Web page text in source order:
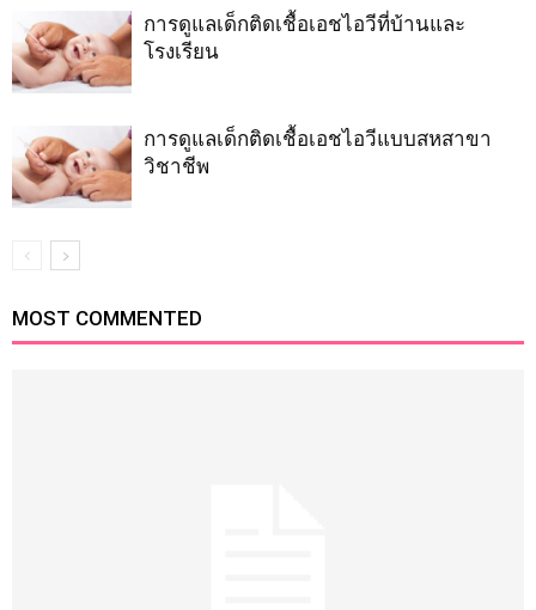
การดูแลเด็กติดเชื้อเอชไอวีที่บ้านและ
โรงเรียน
การดูแลเด็กติดเชื้อเอชไอวีแบบสหสาขา
วิชาชีพ
MOST COMMENTED